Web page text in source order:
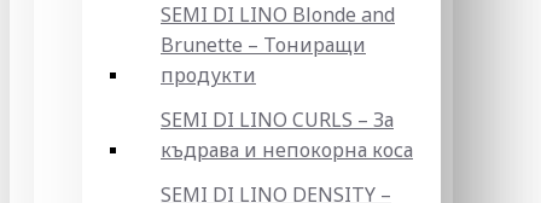
SEMI DI LINO Blonde and
Brunette – Тониращи
продукти
SEMI DI LINO CURLS – За
къдрава и непокорна коса
SEMI DI LINO DENSITY –